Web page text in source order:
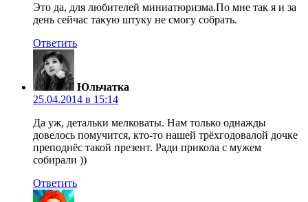
Это да, для любителей миниатюризма.По мне так я и за
день сейчас такую штуку не смогу собрать.
Ответить
Юльчатка
25.04.2014 в 15:14
Да уж, детальки мелковаты. Нам только однажды
довелось помучится, кто-то нашей трёхгодовалой дочке
преподнёс такой презент. Ради прикола с мужем
собирали ))
Ответить